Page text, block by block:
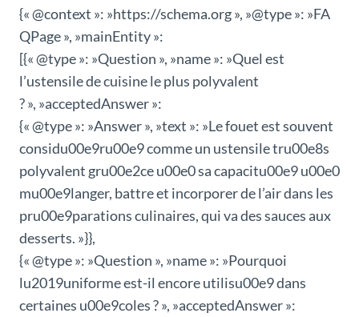
{« @context »: »https://schema.org », »@type »: »FA
QPage », »mainEntity »:
[{« @type »: »Question », »name »: »Quel est
l’ustensile de cuisine le plus polyvalent
? », »acceptedAnswer »:
{« @type »: »Answer », »text »: »Le fouet est souvent
considu00e9ru00e9 comme un ustensile tru00e8s
polyvalent gru00e2ce u00e0 sa capacitu00e9 u00e0
mu00e9langer, battre et incorporer de l’air dans les
pru00e9parations culinaires, qui va des sauces aux
desserts. »}},
{« @type »: »Question », »name »: »Pourquoi
lu2019uniforme est-il encore utilisu00e9 dans
certaines u00e9coles ? », »acceptedAnswer »: